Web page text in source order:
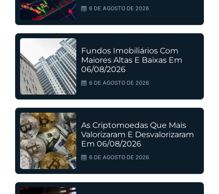
6 DE AGOSTO DE 2026
Fundos Imobiliários Com
Maiores Altas E Baixas Em
06/08/2026
6 DE AGOSTO DE 2026
As Criptomoedas Que Mais
Valorizaram E Desvalorizaram
Em 06/08/2026
6 DE AGOSTO DE 2026